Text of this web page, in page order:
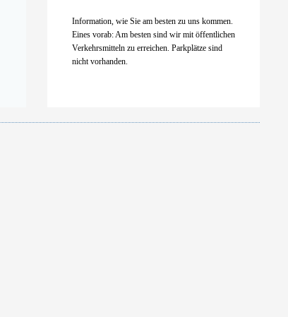
Information, wie Sie am besten zu uns kommen.
Eines vorab: Am besten sind wir mit öffentlichen
Verkehrsmitteln zu erreichen. Parkplätze sind
nicht vorhanden.